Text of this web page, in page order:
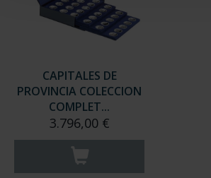
CAPITALES DE
PROVINCIA COLECCION
COMPLET...
3.796,00 €